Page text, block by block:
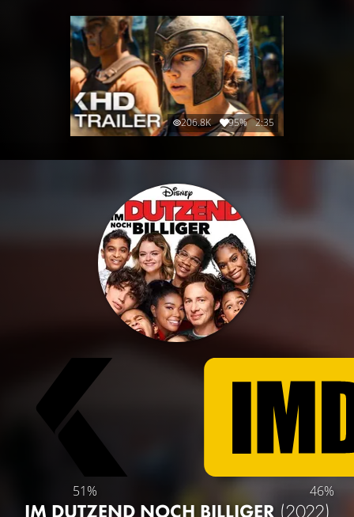
206.8K 95% 2:35
51% 46%
IM DUTZEND NOCH BILLIGER (2022)